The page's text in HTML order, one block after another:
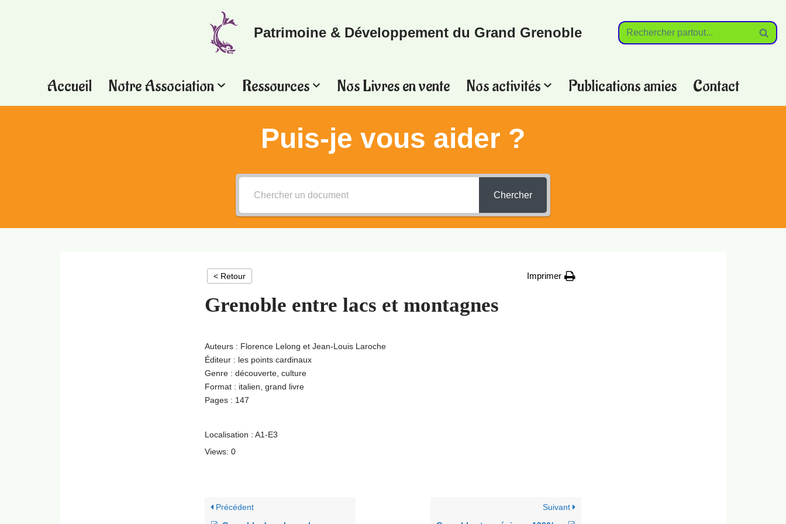
Patrimoine & Développement du Grand Grenoble
Accueil Notre Association Ressources Nos Livres en vente Nos activités Publications amies Contact
Puis-je vous aider ?
Chercher
< Retour Imprimer
Grenoble entre lacs et montagnes
Auteurs : Florence Lelong et Jean-Louis Laroche
Éditeur : les points cardinaux
Genre : découverte, culture
Format : italien, grand livre
Pages : 147
Localisation : A1-E3
Views: 0
Précédent
Suivant